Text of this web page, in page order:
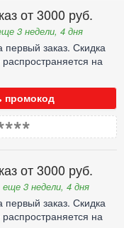
от 3000 руб.
3 недели, 4 дня
первый заказ. Скидка
на
промокод
от 3000 руб.
еще 3 недели, 4 дня
первый заказ. Скидка
на